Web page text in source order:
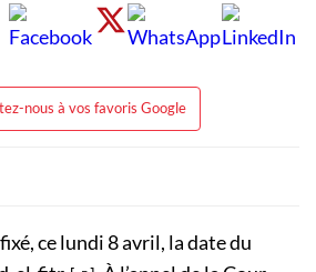
nous à vos favoris Google
ce lundi 8 avril, la date du